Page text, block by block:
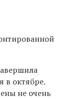
в октябре.
не очень